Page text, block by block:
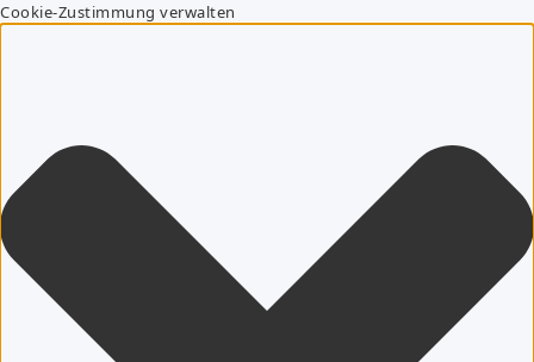
Cookie-Zustimmung verwalten